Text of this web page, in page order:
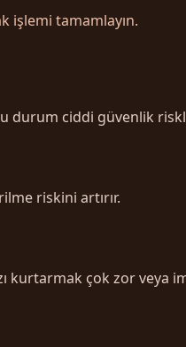
işlemi tamamlayın.
durum ciddi güvenlik
riskini artırır.
kurtarmak çok zor veya